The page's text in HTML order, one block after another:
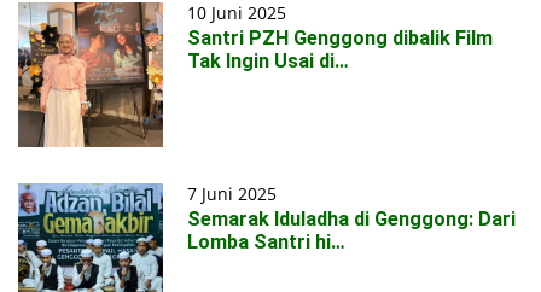
10 Juni 2025
Santri PZH Genggong dibalik Film
Tak Ingin Usai di…
7 Juni 2025
Semarak Iduladha di Genggong: Dari
Lomba Santri hi…